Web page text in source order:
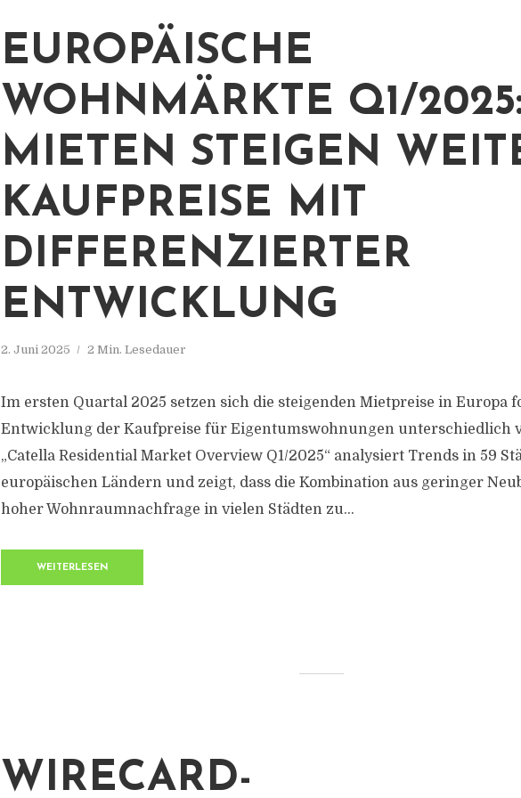
EUROPÄISCHE
WOHNMÄRKTE Q1/
MIETEN STEIGEN
KAUFPREISE MIT
DIFFERENZIERTER
ENTWICKLUNG
2. Juni 2025 2 Min. Lesedauer
Im ersten Quartal 2025 setzen sich die steigenden Mietpreise in Europa
Entwicklung der Kaufpreise für Eigentumswohnungen unterschiedlich
„Catella Residential Market Overview Q1/2025“ analysiert Trends in 59
europäischen Ländern und zeigt, dass die Kombination aus geringer
hoher Wohnraumnachfrage in vielen Städten zu...
WEITERLESEN
WIRECARD-